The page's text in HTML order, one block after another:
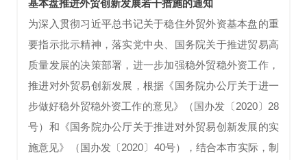
基本盘推进外贸创新发展若干措施的通知
为深入贯彻习近平总书记关于稳住外贸外资基本盘的重
要指示批示精神，落实党中央、国务院关于推进贸易高
质量发展的决策部署，进一步加强稳外贸稳外资工作，
推进对外贸易创新发展，根据《国务院办公厅关于进一
步做好稳外贸稳外资工作的意见》（国办发〔2020〕28
号）和《国务院办公厅关于推进对外贸易创新发展的实
施意见》（国办发〔2020〕40号），结合本市实际，制